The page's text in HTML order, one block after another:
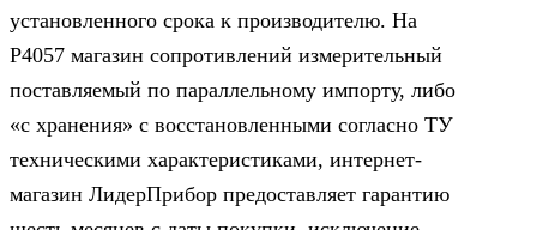
установленного срока к производителю. На
Р4057 магазин сопротивлений измерительный
поставляемый по параллельному импорту, либо
«с хранения» с восстановленными согласно ТУ
техническими характеристиками, интернет-
магазин ЛидерПрибор предоставляет гарантию